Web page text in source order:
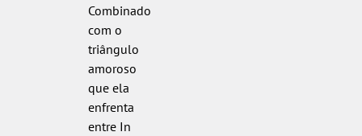
Combinado
com o
triângulo
amoroso
que ela
enfrenta
entre In